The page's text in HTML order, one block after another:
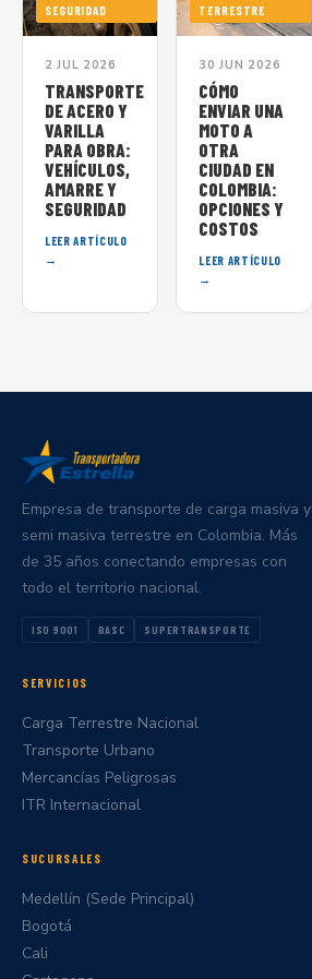
SEGURIDAD
2 JUL 2026
TRANSPORTE
DE ACERO Y
VARILLA
PARA OBRA:
VEHÍCULOS,
AMARRE Y
SEGURIDAD
LEER ARTÍCULO
→
TERRESTRE
30 JUN 2026
CÓMO
ENVIAR UNA
MOTO A
OTRA
CIUDAD EN
COLOMBIA:
OPCIONES Y
COSTOS
LEER ARTÍCULO
→
Empresa de transporte de carga masiva y
semi masiva terrestre en Colombia. Más
de 35 años conectando empresas con
todo el territorio nacional.
ISO 9001 BASC SUPERTRANSPORTE
SERVICIOS
Carga Terrestre Nacional
Transporte Urbano
Mercancías Peligrosas
ITR Internacional
SUCURSALES
Medellín (Sede Principal)
Bogotá
Cali